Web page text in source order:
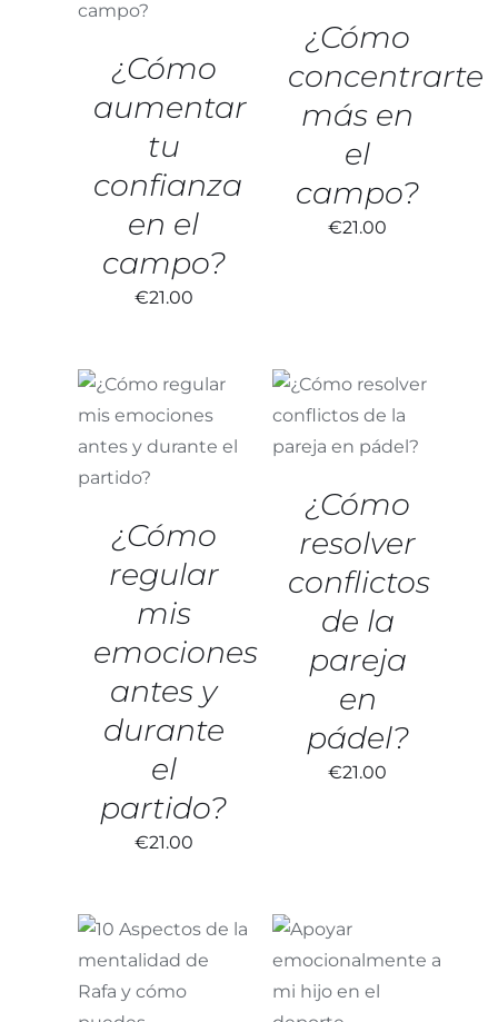
¿Cómo
aumentar
tu
confianza
en el
campo?
€21.00
¿Cómo
concentrarte
más en
el
campo?
€21.00
AÑADIR AL
CARRITO
DETALLES
¿Cómo
regular
mis
emociones
antes y
durante
el
partido?
€21.00
CARRITO
/
DETALLES
¿Cómo
resolver
conflictos
de la
pareja
en
pádel?
€21.00
AÑADIR AL
CARRITO
AÑADIR AL
CARRITO
DETALLES